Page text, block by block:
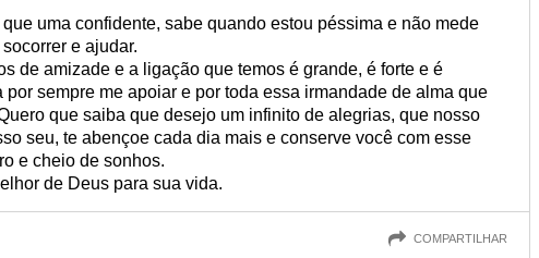
uma confidente, sabe quando estou péssima e não mede
e ajudar.
de amizade e a ligação que temos é grande, é forte e é
por sempre me apoiar e por toda essa irmandade de alma que
que saiba que desejo um infinito de alegrias, que nosso
seu, te abençoe cada dia mais e conserve você com esse
e cheio de sonhos.
de Deus para sua vida.
COMPARTILHAR